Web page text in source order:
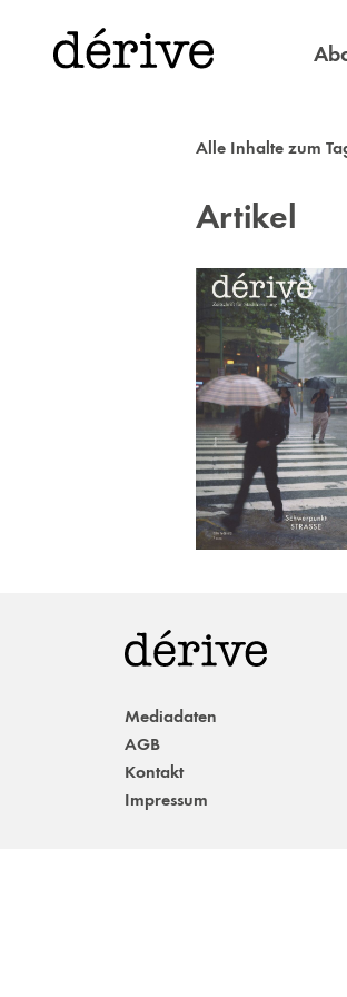
Alle Inhalte zum
Artikel
Mediadaten
AGB
Kontakt
Impressum